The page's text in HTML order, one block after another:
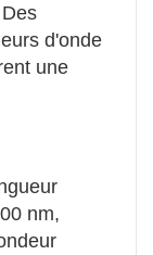
d'onde
une
nm,